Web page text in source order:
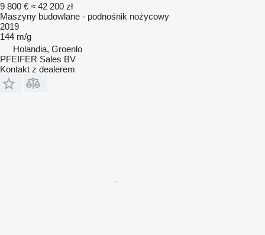
9 800 € ≈ 42 200 zł
Maszyny budowlane - podnośnik nożycowy
2019
144 m/g
Holandia, Groenlo
PFEIFER Sales BV
Kontakt z dealerem